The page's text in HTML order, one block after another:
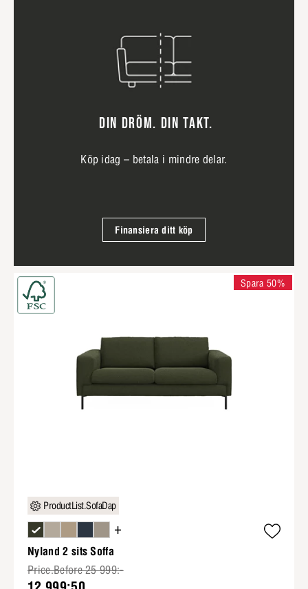
DIN DRÖM. DIN TAKT.
Köp idag – betala i mindre delar.
Finansiera ditt köp
ProductList.SofaDap
+
Nyland 2 sits Soffa
Price.Before 25 999:-
Spara 50%